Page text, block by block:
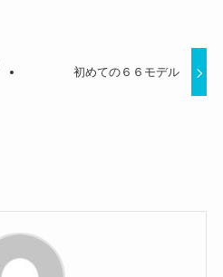
初めての６６モデル